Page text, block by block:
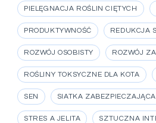
PIELĘGNACJA ROŚLIN CIĘTYCH
PRODUKTYWNOŚĆ REDUKCJA
ROZWÓJ OSOBISTY ROZWÓJ
ROŚLINY TOKSYCZNE DLA KOTA
SEN SIATKA
STRES A JELITA SZTUCZNA